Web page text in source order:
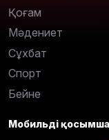
Қоғам
Мәдениет
Сұхбат
Спорт
Бейне
Мобильді